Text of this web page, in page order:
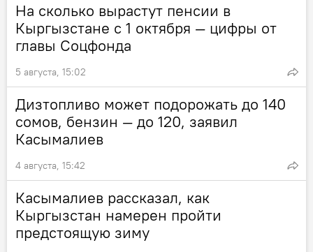
На сколько вырастут пенсии в
Кыргызстане с 1 октября — цифры от
главы Соцфонда
5 августа, 15:02
Дизтопливо может подорожать до 140
сомов, бензин — до 120, заявил
Касымалиев
4 августа, 15:42
Касымалиев рассказал, как
Кыргызстан намерен пройти
предстоящую зиму